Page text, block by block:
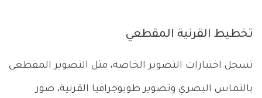
تخطيط القرنية المقطعي
تسجل اختبارات التصوير الخاصة، مثل التصوير المقطعي
بالتماس البصري وتصوير طوبوجرافيا القرنية، صور